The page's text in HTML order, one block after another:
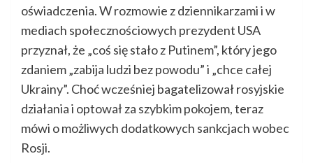
oświadczenia. W rozmowie z dziennikarzami i w
mediach społecznościowych prezydent USA
przyznał, że „coś się stało z Putinem”, który jego
zdaniem „zabija ludzi bez powodu” i „chce całej
Ukrainy”. Choć wcześniej bagatelizował rosyjskie
działania i optował za szybkim pokojem, teraz
mówi o możliwych dodatkowych sankcjach wobec
Rosji.